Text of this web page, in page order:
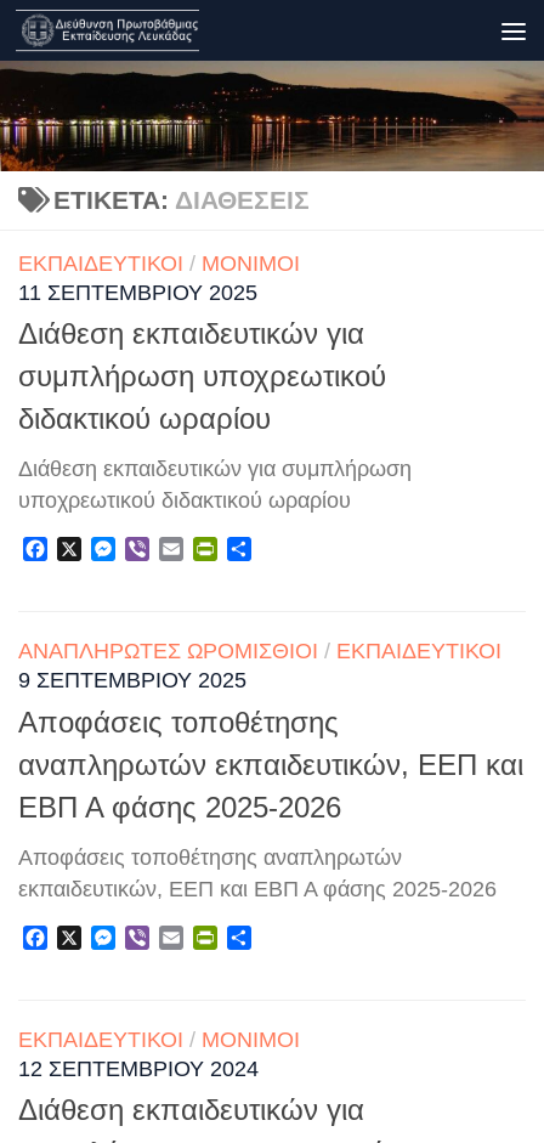
Skip to content
ΕΤΙΚΈΤΑ: ΔΙΑΘΈΣΕΙΣ
ΕΚΠΑΙΔΕΥΤΙΚΟΊ / ΜΌΝΙΜΟΙ
11 ΣΕΠΤΕΜΒΡΊΟΥ 2025
Διάθεση εκπαιδευτικών για
συμπλήρωση υποχρεωτικού
διδακτικού ωραρίου
Διάθεση εκπαιδευτικών για συμπλήρωση
υποχρεωτικού διδακτικού ωραρίου
FacebookMessenger
Viber EmailPrintFriendly
ΑΝΑΠΛΗΡΩΤΈΣ ΩΡΟΜΊΣΘΙΟΙ / ΕΚΠΑΙΔΕΥΤΙΚΟΊ
9 ΣΕΠΤΕΜΒΡΊΟΥ 2025
Αποφάσεις τοποθέτησης
αναπληρωτών εκπαιδευτικών, ΕΕΠ και
ΕΒΠ Α φάσης 2025-2026
Αποφάσεις τοποθέτησης αναπληρωτών
εκπαιδευτικών, ΕΕΠ και ΕΒΠ Α φάσης 2025-2026
FacebookMessenger
Viber EmailPrintFriendly
ΕΚΠΑΙΔΕΥΤΙΚΟΊ / ΜΌΝΙΜΟΙ
12 ΣΕΠΤΕΜΒΡΊΟΥ 2024
Διάθεση εκπαιδευτικών για